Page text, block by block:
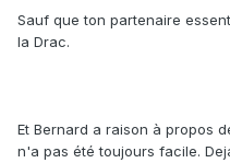
Sauf que ton partenaire
la Drac.
Et Bernard a raison à propos
n'a pas été toujours facile.